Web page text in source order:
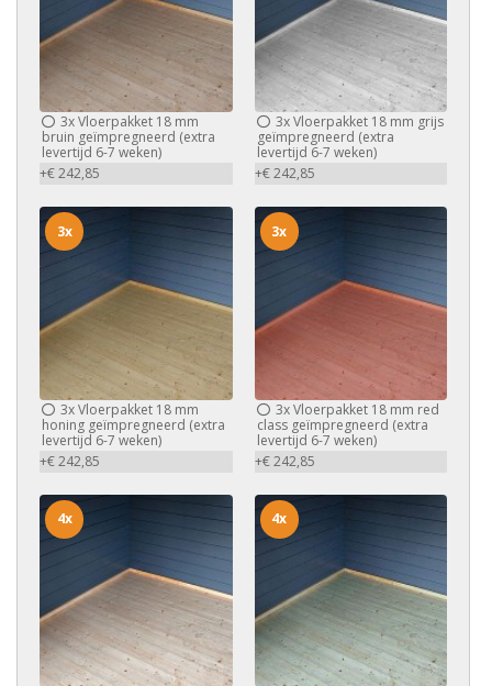
3xVloerpakket 18 mm
bruin geïmpregneerd (extra
levertijd 6-7 weken)
+€ 242,85
3xVloerpakket 18 mm grijs
geïmpregneerd (extra
levertijd 6-7 weken)
+€ 242,85
3xVloerpakket 18 mm
honing geïmpregneerd (extra
levertijd 6-7 weken)
+€ 242,85
3x
3xVloerpakket 18 mm red
class geïmpregneerd (extra
levertijd 6-7 weken)
+€ 242,85
3x
4x 4x